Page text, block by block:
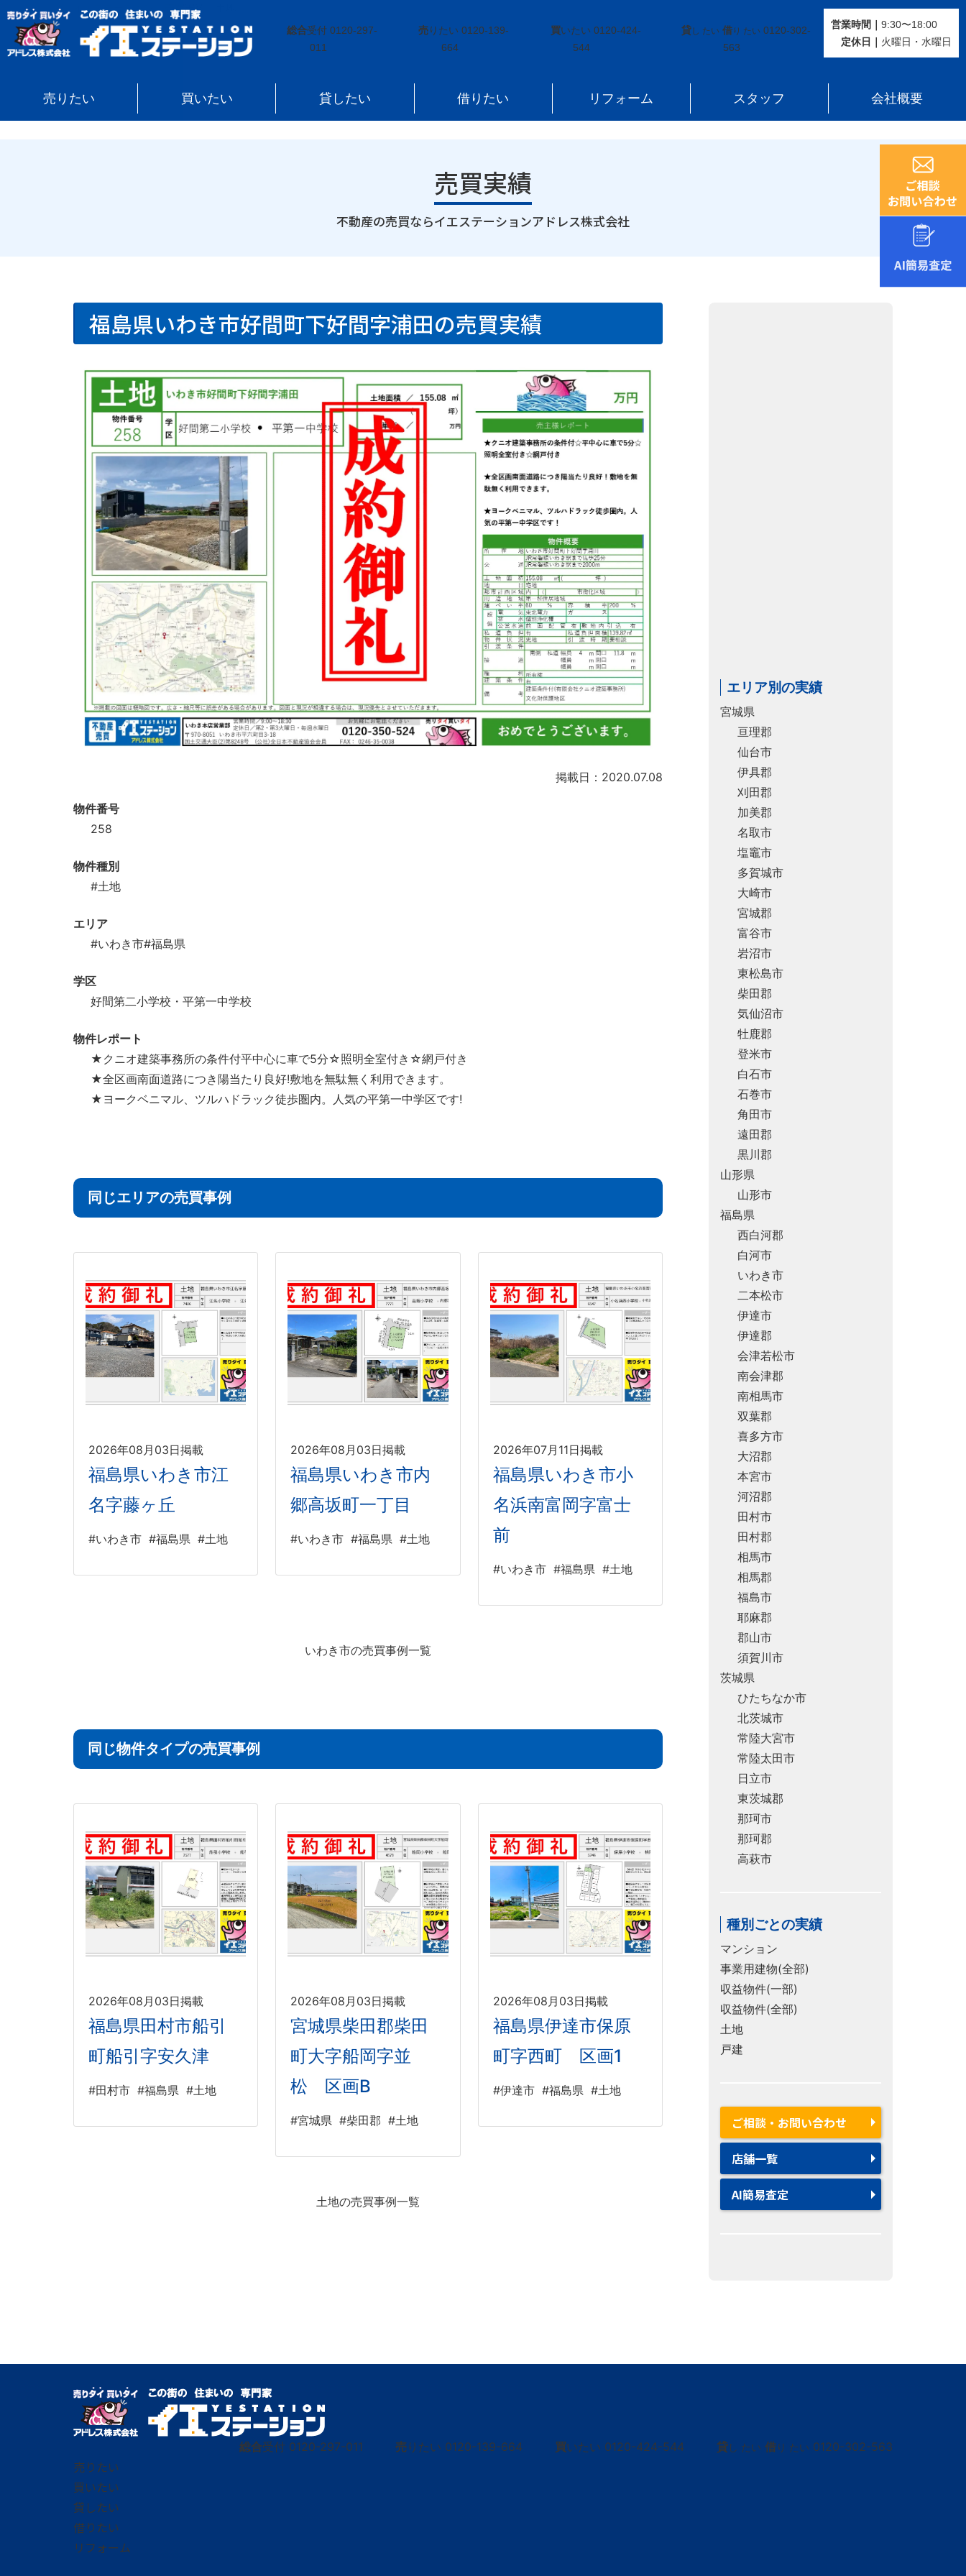
総合受付 0120-297-
011
売りたい 0120-139-
664
買いたい 0120-424-
544
貸し たい 借り たい 0120-302-
563
営業時間｜ 9:30〜18:00
定休⽇｜ 火曜⽇・水曜⽇
売りたい 買いたい 貸したい 借りたい リフォーム スタッフ 会社概要
イエステーション » 売買実績
売買実績
｜
不動産の売買ならイエステーションアドレス株式会社
福島県いわき市好間町下好間字浦田の売買実績
掲載日：2020.07.08
物件番号
258
物件種別
#土地
エリア
#いわき市#福島県
学区
好間第二小学校・平第一中学校
物件レポート
★クニオ建築事務所の条件付平中心に車で5分☆照明全室付き☆網戸付き
★全区画南面道路につき陽当たり良好!敷地を無駄無く利用できます。
★ヨークベニマル、ツルハドラック徒歩圏内。人気の平第一中学区です!
同じエリアの売買事例
2026年08月03日掲載
福島県いわき市江
名字藤ヶ丘
#いわき市 #福島県 #土地
2026年08月03日掲載
福島県いわき市内
郷高坂町一丁目
#いわき市 #福島県 #土地
2026年07月11日掲載
福島県いわき市小
名浜南富岡字富士
前
#いわき市 #福島県 #土地
いわき市の売買事例一覧
同じ物件タイプの売買事例
2026年08月03日掲載
福島県田村市船引
町船引字安久津
#田村市 #福島県 #土地
2026年08月03日掲載
宮城県柴田郡柴田
町大字船岡字並
松 区画B
#宮城県 #柴田郡 #土地
2026年08月03日掲載
福島県伊達市保原
町字西町 区画1
#伊達市 #福島県 #土地
土地の売買事例一覧
エリア別の実績
宮城県
亘理郡
仙台市
伊具郡
刈田郡
加美郡
名取市
塩竈市
多賀城市
大崎市
宮城郡
富谷市
岩沼市
東松島市
柴田郡
気仙沼市
牡鹿郡
登米市
白石市
石巻市
角田市
遠田郡
黒川郡
山形県
山形市
福島県
西白河郡
白河市
いわき市
二本松市
伊達市
伊達郡
会津若松市
南会津郡
南相馬市
双葉郡
喜多方市
大沼郡
本宮市
河沼郡
田村市
田村郡
相馬市
相馬郡
福島市
耶麻郡
郡山市
須賀川市
茨城県
ひたちなか市
北茨城市
常陸大宮市
常陸太田市
日立市
東茨城郡
那珂市
那珂郡
高萩市
種別ごとの実績
マンション
事業用建物(全部)
収益物件(一部)
収益物件(全部)
土地
戸建
ご相談・お問い合わせ
店舗一覧
AI簡易査定
総合受付 0120-297-011 売りたい 0120-139-664 買いたい 0120-424-544 貸し たい 借り たい 0120-302-563
売りたい
買いたい
貸したい
借りたい
リフォーム